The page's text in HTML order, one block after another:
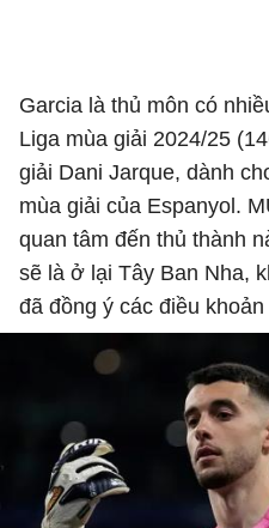
Garcia là thủ môn có
Liga mùa giải 2024/25
giải Dani Jarque, dành
mùa giải của Espanyol.
quan tâm đến thủ thành
sẽ là ở lại Tây Ban Nha,
đã đồng ý các điều